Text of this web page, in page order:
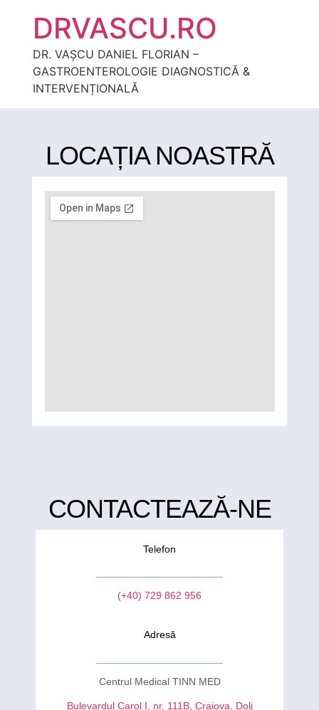
DRVASCU.RO
DR. VAȘCU DANIEL FLORIAN –
GASTROENTEROLOGIE DIAGNOSTICĂ &
INTERVENȚIONALĂ
CONTACTEAZĂ-NE
Telefon
(+40) 729 862 956
Adresă
Centrul Medical TINN MED
Bulevardul Carol I, nr. 111B, Craiova, Dolj
LOCAȚIA NOASTRĂ